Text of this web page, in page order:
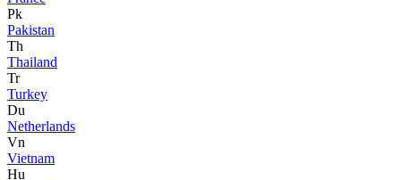
Pk
Pakistan
Th
Thailand
Tr
Turkey
Du
Netherlands
Vn
Vietnam
Hu